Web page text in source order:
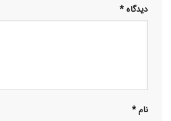
دیدگاه*
نام*